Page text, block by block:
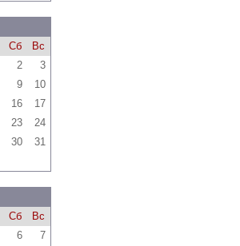
Сб
Вс
2
3
9
10
16
17
23
24
30 31
Сб
Вс
6
7